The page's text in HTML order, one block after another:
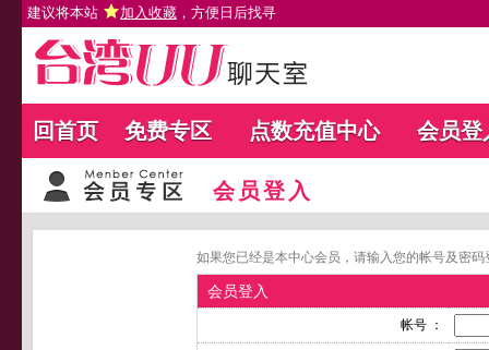
建议将本站 加入收藏 ，方便日后找寻
回首页 免费专区 点数充值中心 会员登
会员登入
如果您已经是本中心会员，请输入您的帐号及密
会员登入
帐号 ：